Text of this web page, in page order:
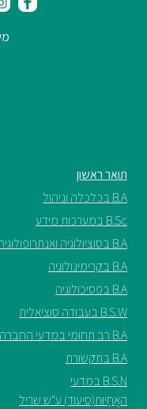
תואר ראשון
B.A בכלכלה וניהול
B.Sc במערכות מידע
B.A בסוציולוגיה ואנתרופולוגיה
B.A בקרימינולוגיה
B.A בפסיכולוגיה
B.S.W בעבודה סוציאלית
B.A רב תחומי במדעי החברה
B.A בתקשורת
B.S.N במדעי
האֲחָיוּת(סיעוד) ע"ש שריל